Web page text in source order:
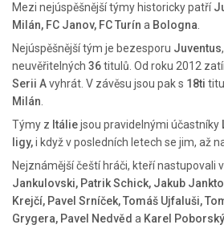
Mezi nejúspěšnější týmy historicky patří
Milán, FC Janov, FC Turín a Bologna
Nejúspěšnější tým je bezesporu Juventus
neuvěřitelných 36titulů. Od roku 2012
Serii Avyhrát. V závěsu jsou pak s 18ti
Milán
Týmy z Itáliejsou pravidelnými účastníky
ligy,i když v posledních letech se jim, až
Nejznámější čeští hráči, kteří nastupovali v
Jankulovski, Patrik Schick, Jakub
Krejčí, Pavel Srníček, Tomáš Ujfaluši,
Grygera, Pavel Nedvěd a Karel Poborský